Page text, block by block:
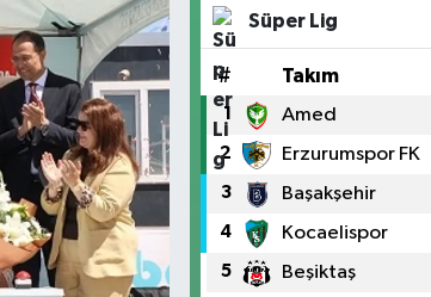
Süper Lig
# Takım
1 Amed
2 Erzurumspor FK
3 Başakşehir
4 Kocaelispor
5 Beşiktaş